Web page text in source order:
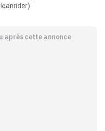
après cette annonce